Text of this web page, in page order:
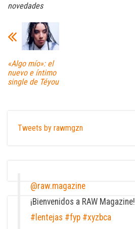
novedades
«Algo mío»: el
nuevo e íntimo
single de Téyou
Tweets by rawmgzn
@raw.magazine
¡Bienvenidos a RAW Magazine!
#lentejas #fyp #xyzbca